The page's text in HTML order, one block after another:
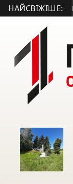
НАЙСВІЖІШЕ:
АТО з Козівщини